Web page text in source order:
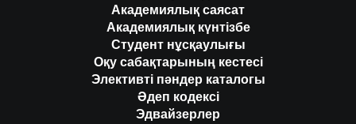
Академиялық саясат
Академиялық күнтізбе
Студент нұсқаулығы
Оқу сабақтарының кестесі
Элективті пәндер каталогы
Әдеп кодексі
Эдвайзерлер